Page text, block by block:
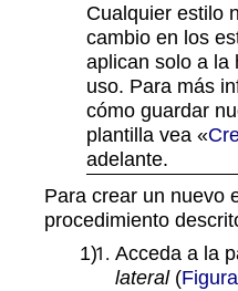
Cualquier estilo
cambio en los
aplican solo a la
uso. Para más
cómo guardar
plantilla vea «
adelante.
Para crear un nuevo
procedimiento
Acceda a la
lateral(